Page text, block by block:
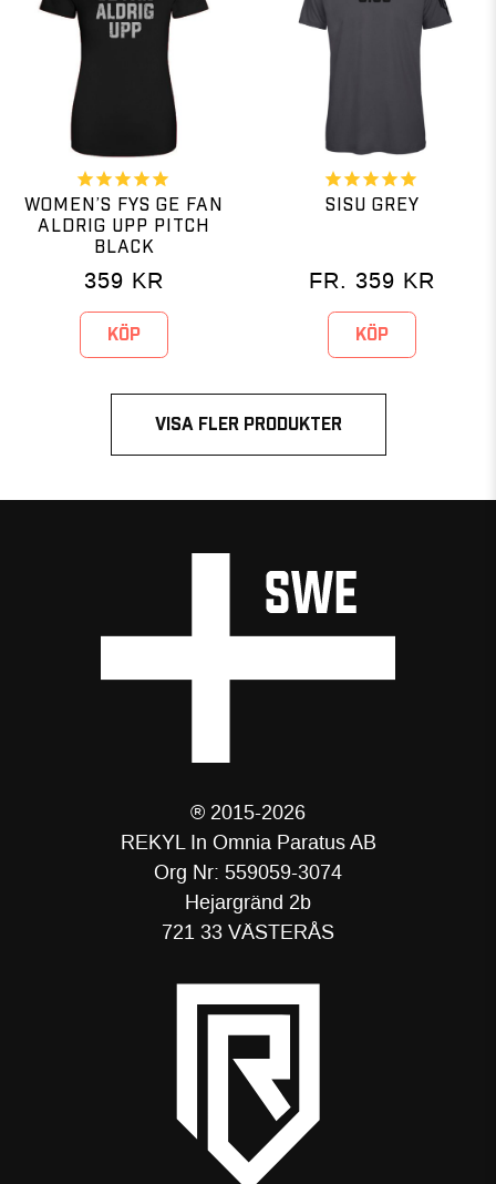
WOMEN’S FYS GE FAN
ALDRIG UPP PITCH
BLACK
359 KR
KÖP
SISU GREY
FR. 359 KR
KÖP
VISA FLER PRODUKTER
® 2015-2026
REKYL In Omnia Paratus AB
Org Nr: 559059-3074
Hejargränd 2b
721 33 VÄSTERÅS